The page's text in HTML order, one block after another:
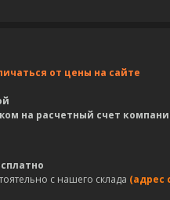
от цены на сайте
на расчетный счет
с нашего склада (адрес